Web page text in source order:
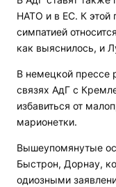
НАТО и в ЕС. К этой
симпатией относится
как выяснилось, и
В немецкой прессе
связях АдГ с
избавиться от
марионетки.
Вышеупомянутые
Быстрон, Дорнау,
одиозными